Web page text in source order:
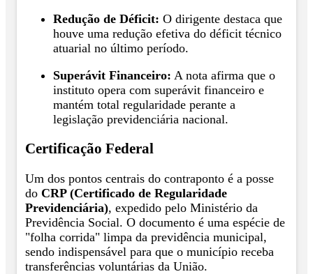
Redução de Déficit: O dirigente destaca que
houve uma redução efetiva do déficit técnico
atuarial no último período.
Superávit Financeiro: A nota afirma que o
instituto opera com superávit financeiro e
mantém total regularidade perante a
legislação previdenciária nacional.
Certificação Federal
Um dos pontos centrais do contraponto é a posse
do CRP (Certificado de Regularidade
Previdenciária), expedido pelo Ministério da
Previdência Social. O documento é uma espécie de
"folha corrida" limpa da previdência municipal,
sendo indispensável para que o município receba
transferências voluntárias da União.